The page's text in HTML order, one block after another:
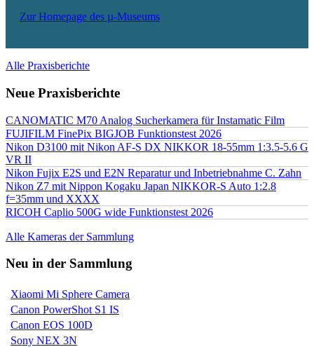
Zur Homepage des µ-Museums
Alle Praxisberichte
Neue Praxisberichte
CANOMATIC M70 Analog Sucherkamera für Instamatic Film
FUJIFILM FinePix BIGJOB Funktionstest 2026
Nikon D3100 mit Nikon AF-S DX NIKKOR 18-55mm 1:3.5-5.6 G
VR II
Nikon Fujix E2S und E2N Reparatur und Inbetriebnahme C. Zahn
Nikon Z7 mit Nippon Kogaku Japan NIKKOR-S Auto 1:2.8
f=35mm und XXXX
RICOH Caplio 500G wide Funktionstest 2026
Alle Kameras der Sammlung
Neu in der Sammlung
Xiaomi Mi Sphere Camera
Canon PowerShot S1 IS
Canon EOS 100D
Sony NEX 3N